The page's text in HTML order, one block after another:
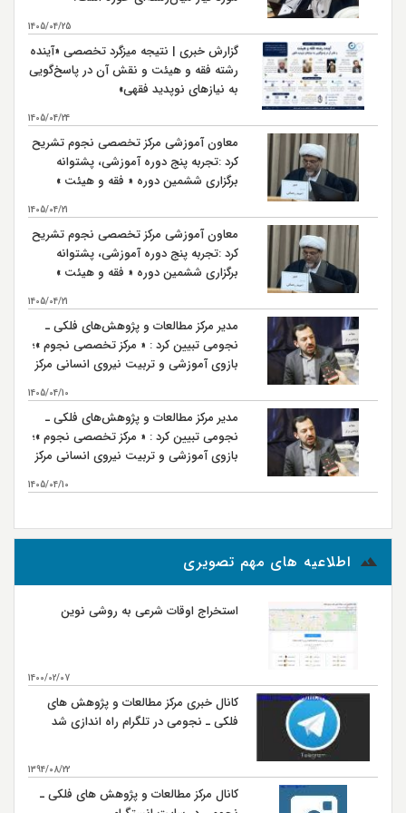
1405/04/25
گزارش خبری | نتیجه میزگرد تخصصی «آینده
رشته فقه و هیئت و نقش آن در پاسخ‌گویی
به نیازهای نوپدید فقهی»
1405/04/24
معاون آموزشی مرکز تخصصی نجوم تشریح
کرد :تجربه پنج دوره آموزشی، پشتوانه
برگزاری ششمین دوره « فقه و هیئت »
1405/04/21
معاون آموزشی مرکز تخصصی نجوم تشریح
کرد :تجربه پنج دوره آموزشی، پشتوانه
برگزاری ششمین دوره « فقه و هیئت »
1405/04/21
مدیر مرکز مطالعات و پژوهش‌های فلکی ـ
نجومی تبیین کرد : « مرکز تخصصی نجوم »؛
بازوی آموزشی و تربیت نیروی انسانی مرکز
1405/04/10
مدیر مرکز مطالعات و پژوهش‌های فلکی ـ
نجومی تبیین کرد : « مرکز تخصصی نجوم »؛
بازوی آموزشی و تربیت نیروی انسانی مرکز
1405/04/10
اطلاعیه های مهم تصویری
استخراج اوقات شرعی به روشی نوین
1400/02/07
کانال خبری مرکز مطالعات و پژوهش های
فلکی ـ نجومی در تلگرام راه اندازی شد
1394/08/22
کانال مرکز مطالعات و پژوهش های فلکی ـ